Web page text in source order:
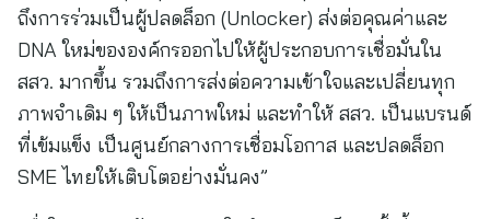
ถึงการร่วมเป็นผู้ปลดล็อก (Unlocker) ส่งต่อคุณค่าและ
DNA ใหม่ขององค์กรออกไปให้ผู้ประกอบการเชื่อมั่นใน
สสว. มากขึ้น รวมถึงการส่งต่อความเข้าใจและเปลี่ยนทุก
ภาพจำเดิม ๆ ให้เป็นภาพใหม่ และทำให้ สสว. เป็นแบรนด์
ที่เข้มแข็ง เป็นศูนย์กลางการเชื่อมโอกาส และปลดล็อก
SME ไทยให้เติบโตอย่างมั่นคง”